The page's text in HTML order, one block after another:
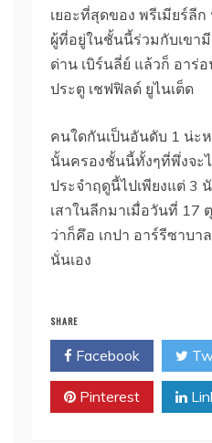
เยอะที่สุดของ พรีเมียร์ลี
ผู้ที่อยู่ในชั้นนี้ร่วมกับเขา
ด่าน เบิร์นลี่ย์ แล้วก็ อาร่
ประตู เชฟฟิลด์ ยูไนเต็ด
คนใดกันเป็นอันดับ 1 น่ะ
นั้นครองชั้นนี้ทั้งๆที่พึ่งจะ
ประจำฤดูนี้ไปเพียงแต่ 3
เสาในลีกมาเมื่อวันที่ 17
ว่าก็คึอ เกปา อาร์รีซาบา
นั่นเอง
SHARE
Facebook
Pinterest